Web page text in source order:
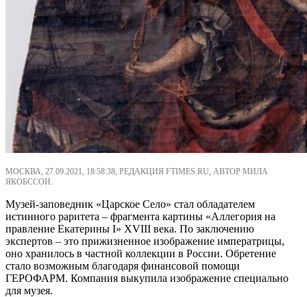
МОСКВА, 27.09.2021, 18:58:38, РЕДАКЦИЯ FTIMES.RU, АВТОР МИЛА
ЯКОБССОН.
Музей-заповедник «Царское Село» стал обладателем
истинного раритета – фрагмента картины «Аллегория на
правление Екатерины I» XVIII века. По заключению
экспертов – это прижизненное изображение императрицы,
оно хранилось в частной коллекции в России. Обретение
стало возможным благодаря финансовой помощи
ГЕРОФАРМ. Компания выкупила изображение специально
для музея.